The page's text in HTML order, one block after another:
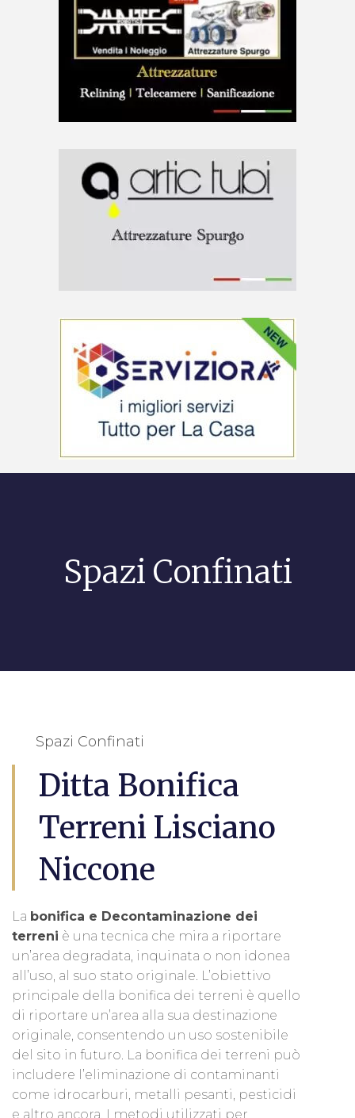
Spazi Confinati
Spazi Confinati
Ditta Bonifica
Terreni Lisciano
Niccone
La bonifica e Decontaminazione dei
terreni è una tecnica che mira a riportare
un’area degradata, inquinata o non idonea
all’uso, al suo stato originale. L’obiettivo
principale della bonifica dei terreni è quello
di riportare un’area alla sua destinazione
originale, consentendo un uso sostenibile
del sito in futuro. La bonifica dei terreni può
includere l’eliminazione di contaminanti
come idrocarburi, metalli pesanti, pesticidi
e altro ancora. I metodi utilizzati per